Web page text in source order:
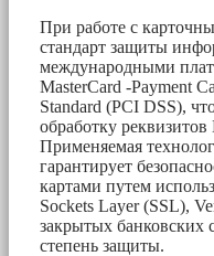
При работе с
стандарт защиты
международными
MasterCard -Payment
Standard (PCI DSS),
обработку
Применяемая
гарантирует
картами путем
Sockets Layer (SSL),
закрытых
степень защиты.